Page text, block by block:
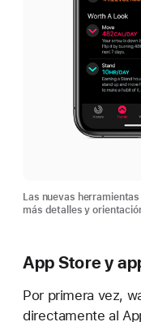
Las nuevas
más detalles y
App Store y
Por primera vez,
directamente al